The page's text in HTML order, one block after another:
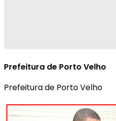
Prefeitura de Porto Velho
Prefeitura de Porto Velho